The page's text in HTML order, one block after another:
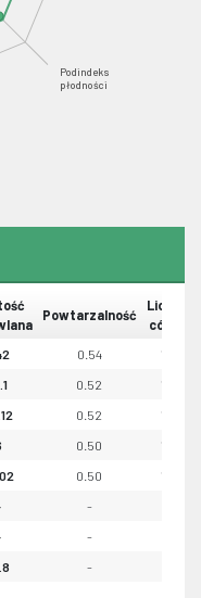
Podindeks
płodności
Powtarzalność
Liczba
córek
0.54 19
0.52 19
0.52 19
0.50 19
0.50 19
-
-
-